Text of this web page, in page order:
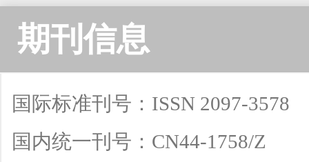
期刊信息
国际标准刊号：ISSN 2097-3578
国内统一刊号：CN44-1758/Z